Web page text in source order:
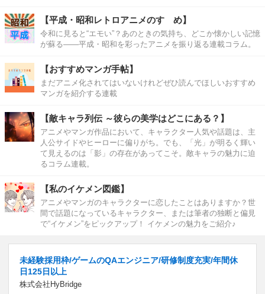
【平成・昭和レトロアニメのすゝめ】
令和に見ると“エモい”？あのときの気持ち、どこか懐かしい記憶
が蘇る――平成・昭和を彩ったアニメを振り返る連載コラム。
【おすすめマンガ手帖】
まだアニメ化されてはいないけれどぜひ読んでほしいおすすめ
マンガを紹介する連載
【敵キャラ列伝 ～彼らの美学はどこにある？】
アニメやマンガ作品において、キャラクター人気や話題は、主
人公サイドやヒーローに偏りがち。でも、「光」が明るく輝い
て見えるのは「影」の存在があってこそ。敵キャラの魅力に迫
るコラム連載。
【私のイケメン図鑑】
アニメやマンガのキャラクターに恋したことはありますか？世
間で話題になっているキャラクター、または筆者の独断と偏見
で“イケメン”をピックアップ！ イケメンの魅力をご紹介♪
未経験採用枠/ゲームのQAエンジニア/研修制度充実/年間休
日125日以上
株式会社HyBridge